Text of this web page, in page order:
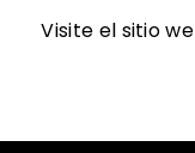
Visite el sitio